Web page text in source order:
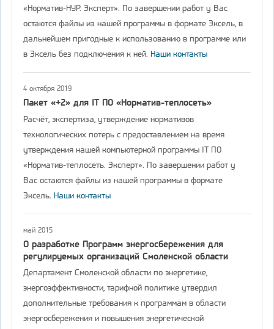
«Норматив-НУР. Эксперт». По завершении работ у Вас
остаются файлы из нашей программы в формате Эксель, в
дальнейшем пригодные к использованию в программе или
в Эксель без подключения к ней. Наши контакты
4 октября 2019
Пакет «+2» для IT ПО «Норматив-теплосеть»
Расчёт, экспертиза, утверждение нормативов
технологических потерь с предоставлением на время
утверждения нашей компьютерной программы IT ПО
«Норматив-теплосеть. Эксперт». По завершении работ у
Вас остаются файлы из нашей программы в формате
Эксель. Наши контакты
май 2015
О разработке Программ энергосбережения для
регулируемых организаций Смоленской области
Департамент Смоленской области по энергетике,
энергоэффективности, тарифной политике утвердил
дополнительные требования к программам в области
энергосбережения и повышения энергетической